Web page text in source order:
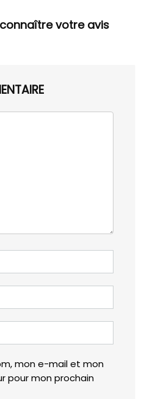
votre avis
mon e-mail et mon
pour mon prochain